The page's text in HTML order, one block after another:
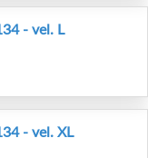
- vel. L
- vel. XL